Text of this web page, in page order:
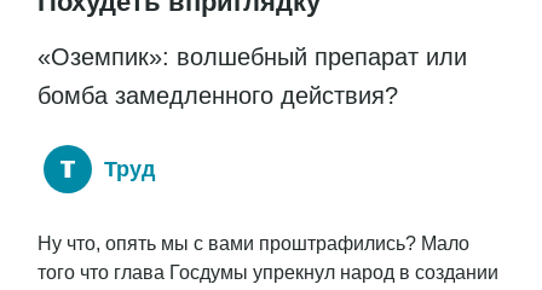
«Оземпик»: волшебный препарат или
бомба замедленного действия?
Труд
Ну что, опять мы с вами проштрафились? Мало
того что глава Госдумы упрекнул народ в создании